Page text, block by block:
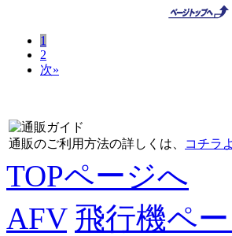
1
2
次»
通販のご利用方法の詳しくは、 コチラ
TOPページへ
AFV 飛行機ペ